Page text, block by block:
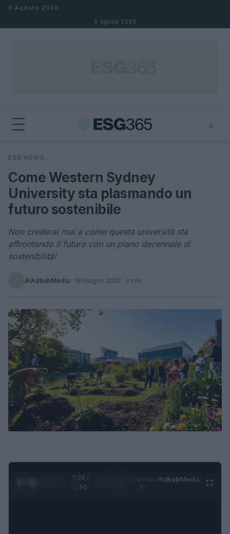
Salta al contenuto
6 Agosto 2026
6 Agosto 2026
⌕
Cerca
ESG NEWS
Come Western Sydney
University sta plasmando un
futuro sostenibile
Non crederai mai a come questa università sta
affrontando il futuro con un piano decennale di
sostenibilità!
AiAdhubMedia · 19 Giugno 2025 · 3 min
0:29 /
1:50
AdhubMedia